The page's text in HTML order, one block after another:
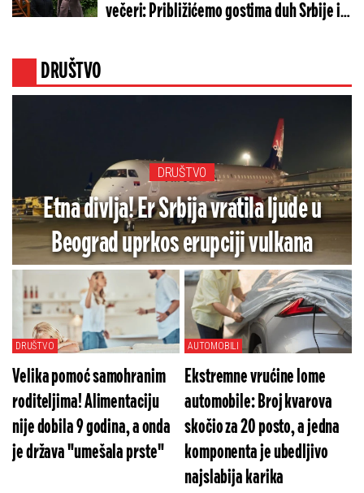
večeri: Približićemo gostima duh Srbije i
DRUŠTVO
DRUŠTVO
Etna divlja! Er Srbija vratila ljude u
Beograd uprkos erupciji vulkana
DRUŠTVO
Velika pomoć samohranim
roditeljima! Alimentaciju
nije dobila 9 godina, a onda
je država "umešala prste"
AUTOMOBILI
Ekstremne vrućine lome
automobile: Broj kvarova
skočio za 20 posto, a jedna
komponenta je ubedljivo
najslabija karika